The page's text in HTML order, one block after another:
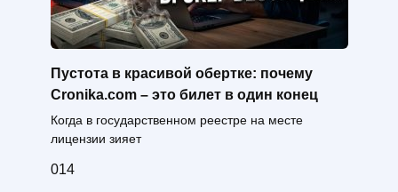
Пустота в красивой обертке: почему
Cronika.com – это билет в один конец
Когда в государственном реестре на месте
лицензии зияет
014